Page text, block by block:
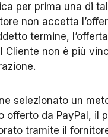
per prima una di
non accetta
termine,
Cliente non è più
selezionato un
offerto da PayPal, il
tramite il